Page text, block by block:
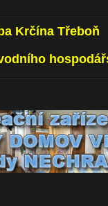
Krčína Třeboň